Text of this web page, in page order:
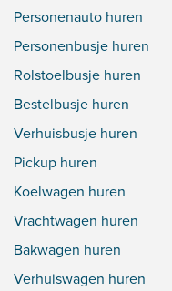
Personenauto huren
Personenbusje huren
Rolstoelbusje huren
Bestelbusje huren
Verhuisbusje huren
Pickup huren
Koelwagen huren
Vrachtwagen huren
Bakwagen huren
Verhuiswagen huren